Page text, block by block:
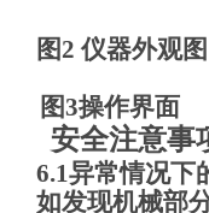
图2 仪器外观图
图3操作界面
安全注意事
6.1异常情况下
如发现机械部